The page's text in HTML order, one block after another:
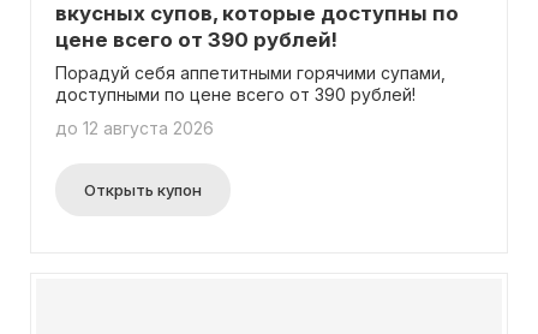
вкусных супов, которые доступны по
цене всего от 390 рублей!
Порадуй себя аппетитными горячими супами,
доступными по цене всего от 390 рублей!
до 12 августа 2026
Открыть купон